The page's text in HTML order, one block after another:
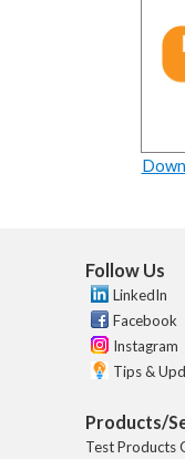
Follow Us
LinkedIn
Facebook
Instagram
Tips &
Products/
Test Products